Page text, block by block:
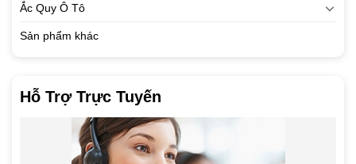
Ắc Quy Ô Tô
Sản phẩm khác
Hỗ Trợ Trực Tuyến